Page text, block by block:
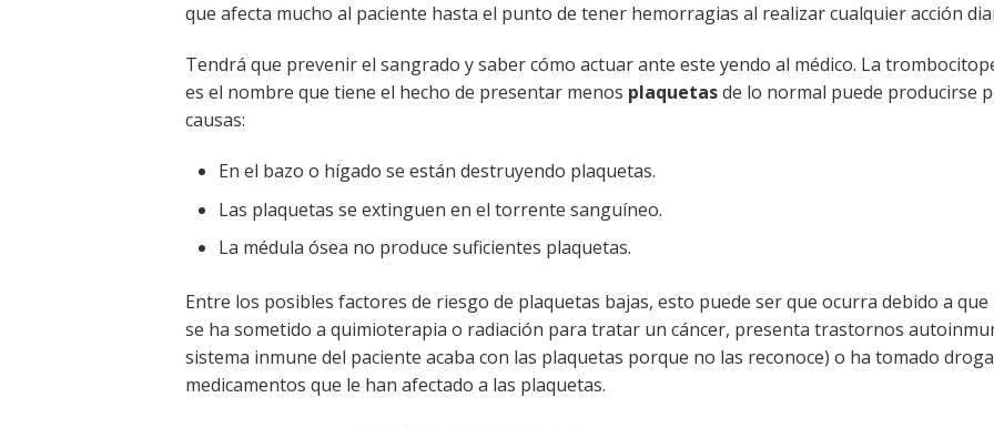
que afecta mucho al paciente hasta el punto de tener hemorragias al realizar cualquier acción
Tendrá que prevenir el sangrado y saber cómo actuar ante este yendo al médico. La
es el nombre que tiene el hecho de presentar menos plaquetasde lo normal puede producirse
causas:
En el bazo o hígado se están destruyendo plaquetas.
Las plaquetas se extinguen en el torrente sanguíneo.
La médula ósea no produce suficientes plaquetas.
Entre los posibles factores de riesgo de plaquetas bajas, esto puede ser que ocurra debido a
se ha sometido a quimioterapia o radiación para tratar un cáncer, presenta trastornos
sistema inmune del paciente acaba con las plaquetas porque no las reconoce) o ha tomado
medicamentos que le han afectado a las plaquetas.